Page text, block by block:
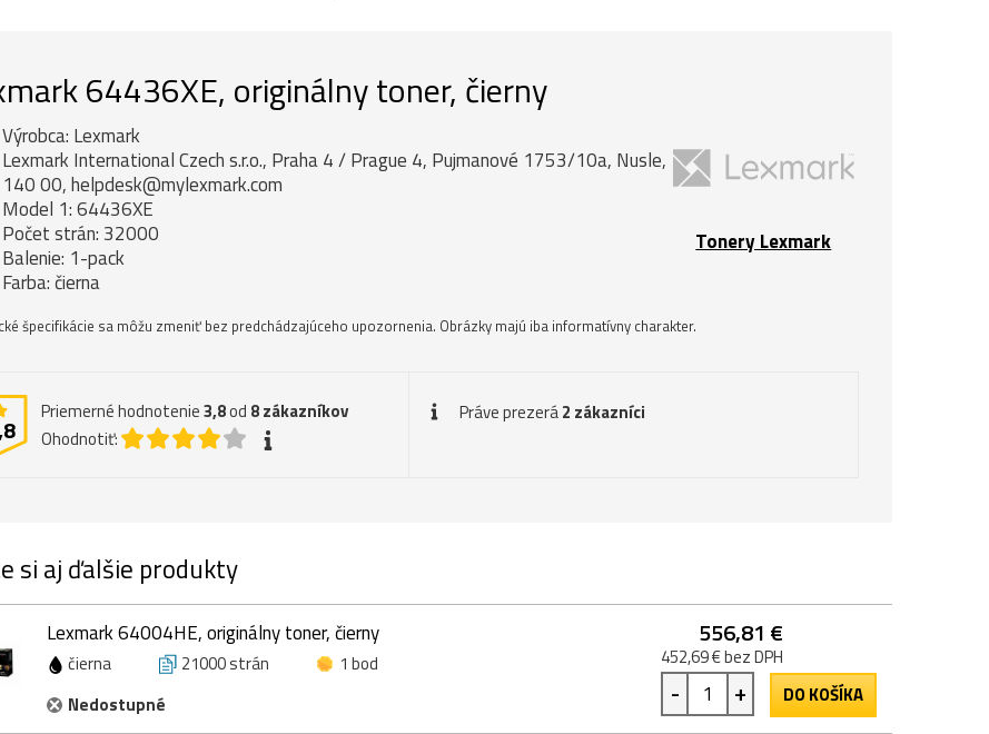
64436XE, originálny toner, čierny
Tonery Lexmark
Výrobca: Lexmark
Lexmark International Czech s.r.o., Praha 4 / Prague 4, Pujmanové 1753/10a, Nusle,
140 00, helpdesk@mylexmark.com
Model 1: 64436XE
Počet strán: 32000
Balenie: 1-pack
Farba: čierna
špecifikácie sa môžu zmeniť bez predchádzajúceho upozornenia. Obrázky majú iba informatívny charakter.
Priemerné hodnotenie3,8od 8zákazníkov
Ohodnotiť:
Práve prezerá2 zákazníci
si aj ďalšie produkty
Lexmark 64004HE, originálny toner, čierny
čierna 21000 strán
1 bod
Nedostupné
556,81 €
452,69 € bez DPH
- + DO KOŠÍKA